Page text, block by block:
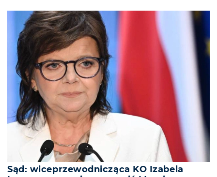
Sąd: wiceprzewodnicząca KO Izabela